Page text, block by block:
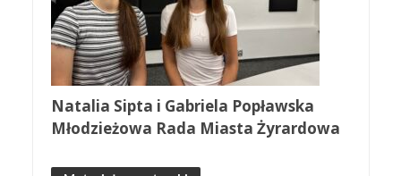
Natalia Sipta i Gabriela Popławska
Młodzieżowa Rada Miasta Żyrardowa